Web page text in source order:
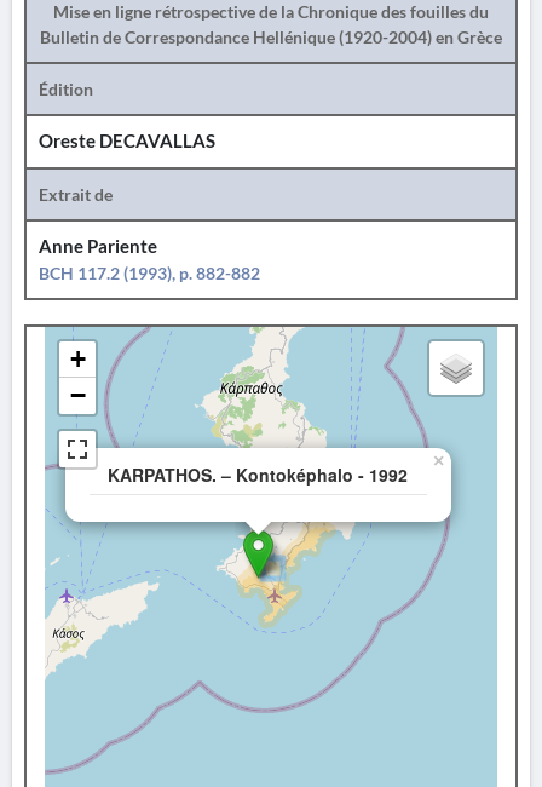
Mise en ligne rétrospective de la Chronique des fouilles du
Bulletin de Correspondance Hellénique (1920-2004) en Grèce
Édition
Oreste DECAVALLAS
Extrait de
Anne Pariente
BCH 117.2 (1993), p. 882-882
KARPATHOS. – Kontoképhalo - 1992
×
+
−